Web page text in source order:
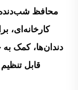
محافظ شب‌دنده
کارخانه‌ای،
دندان‌ها، کمک
قابل